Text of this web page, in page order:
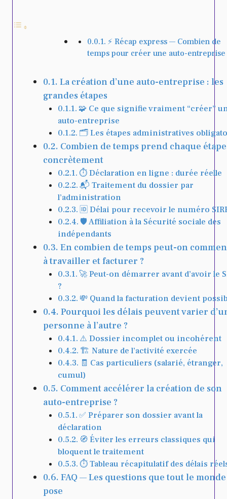
⚡️ Récap express — Combien de
temps pour créer une auto-entreprise
La création d’une auto-entreprise : les
grandes étapes
🧩 Ce que signifie vraiment “créer”
auto-entreprise
🗂️ Les étapes administratives
Combien de temps prend chaque étape
concrètement
⏱️ Déclaration en ligne : durée réelle
📬 Traitement du dossier par
l’administration
🆔 Délai pour recevoir le numéro
🛡️ Affiliation à la Sécurité sociale des
indépendants
En combien de temps peut-on
à travailler et facturer ?
🚀 Peut-on démarrer avant d’avoir le
?
💸 Quand la facturation devient
Pourquoi les délais peuvent varier
personne à l’autre ?
⚠️ Dossier incomplet ou incohérent
🏗️ Nature de l’activité exercée
🧾 Cas particuliers (salarié, étranger,
cumul)
Comment accélérer la création de son
auto-entreprise ?
✅ Préparer son dossier avant la
déclaration
🧭 Éviter les erreurs classiques qui
bloquent le traitement
⏱️ Tableau récapitulatif des délais
FAQ — Les questions que tout le monde
pose